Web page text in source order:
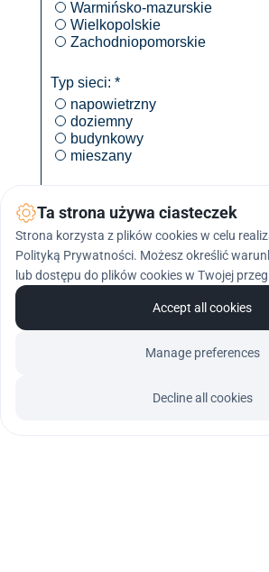
Warmińsko-mazurskie
Wielkopolskie
Zachodniopomorskie
Typ sieci: *
napowietrzny
doziemny
budynkowy
mieszany
osobowych w celach wynikających z
Oświadczam, że zapoznałem/am się z
prywatności firmy VECTOR.*
Wyrażam zgodę na przetwarzanie
przez Grupę VECTOR, w tym
Ta strona używa ciasteczek
Strona korzysta z plików cookies w celu
Polityką Prywatności. Możesz określić
lub dostępu do plików cookies w Twojej
Decline all cookies
Manage preferences
Accept all cookies